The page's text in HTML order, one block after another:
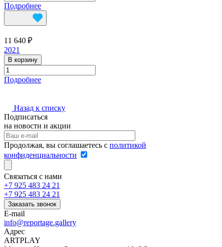
Подробнее
11 640 ₽
2021
В корзину
Подробнее
Назад к списку
Подписаться
на новости и акции
Продолжая, вы соглашаетесь с политикой
конфиденциальности
Связаться с нами
+7 925 483 24 21
+7 925 483 24 21
Заказать звонок
E-mail
info@reportage.gallery
Адрес
ARTPLAY